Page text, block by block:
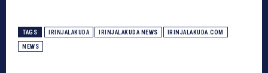
TAGS IRINJALAKUDA IRINJALAKUDA NEWS IRINJALAKUDA.COM
NEWS